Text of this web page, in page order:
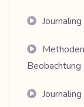
Journaling
Beobachtung
Journaling